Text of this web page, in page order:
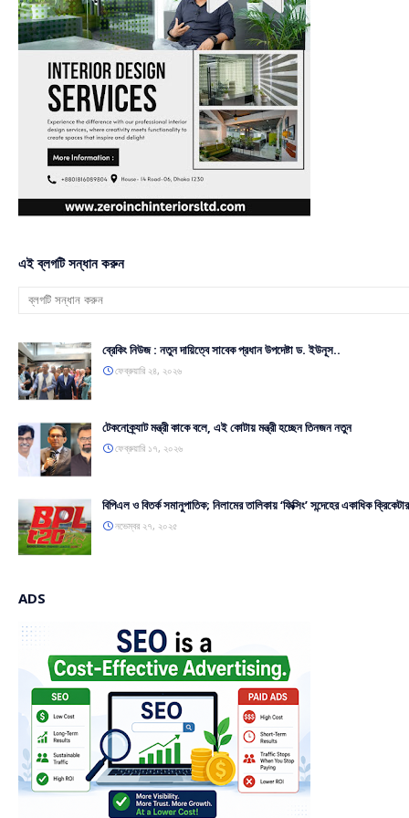
এই ব্লগটি সন্ধান করুন
ব্রেকিং নিউজ : নতুন দায়িত্বে সাবেক প্রধান উপদেষ্টা ড. ইউনূস..
ফেব্রুয়ারি ২৪, ২০২৬
টেকনোক্র্যাট মন্ত্রী কাকে বলে, এই কোটায় মন্ত্রী হচ্ছেন তিনজন নতুন
ফেব্রুয়ারি ১৭, ২০২৬
বিপিএল ও বিতর্ক সমানুপাতিক; নিলামের তালিকায় ‘ফিক্সিং’ সন্দেহের একাধিক
নভেম্বর ২৭, ২০২৫
ADS